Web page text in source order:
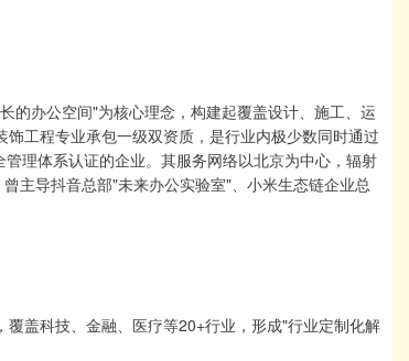
的办公空间"为核心理念，构建起覆盖设计、施工、运
工程专业承包一级双资质，是行业内极少数同时通过
理体系认证的企业。其服务网络以北京为中心，辐射
主导抖音总部"未来办公实验室"、小米生态链企业总
盖科技、金融、医疗等20+行业，形成"行业定制化解